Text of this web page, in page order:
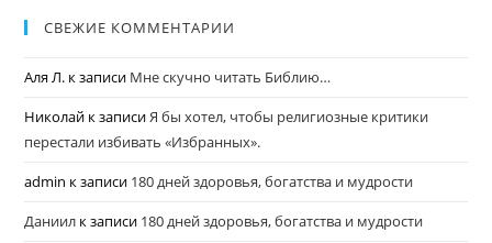
СВЕЖИЕ КОММЕНТАРИИ
Аля Л. к записи Мне скучно читать Библию…
Николай к записиЯ бы хотел, чтобы религиозные критики
перестали избивать «Избранных».
admin к записи 180 дней здоровья, богатства и мудрости
Даниил к записи 180 дней здоровья, богатства и мудрости